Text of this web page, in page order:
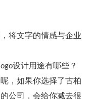
将文字的情感与企业
设计用途有哪些？
，如果你选择了古柏
公司，会给你减去很